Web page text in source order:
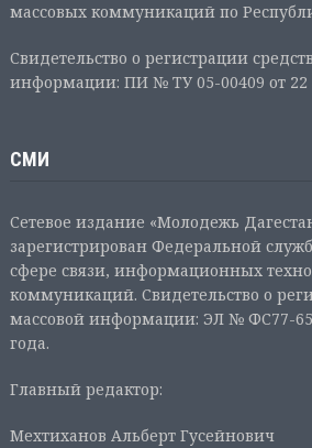
массовых коммуникаций по
Свидетельство о регистрации
информации: ПИ № ТУ 05-00409 от 22
СМИ
Сетевое издание «Молодежь
зарегистрирован Федеральной
сфере связи, информационных
коммуникаций. Свидетельство о
массовой информации: ЭЛ № ФС77-
года.
Главный редактор:
Мехтиханов Альберт Гусейнович